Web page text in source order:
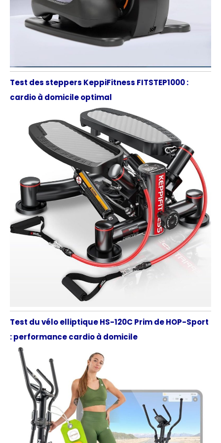
Test des steppers KeppiFitness FITSTEP1000 :
cardio à domicile optimal
Test du vélo elliptique HS-120C Prim de HOP-Sport
: performance cardio à domicile